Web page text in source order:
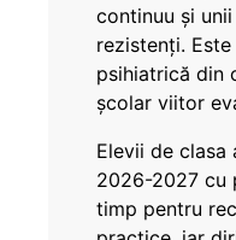
continuu și
rezistenți.
psihiatrică din
școlar viitor
Elevii de clasa
2026-2027 cu
timp pentru